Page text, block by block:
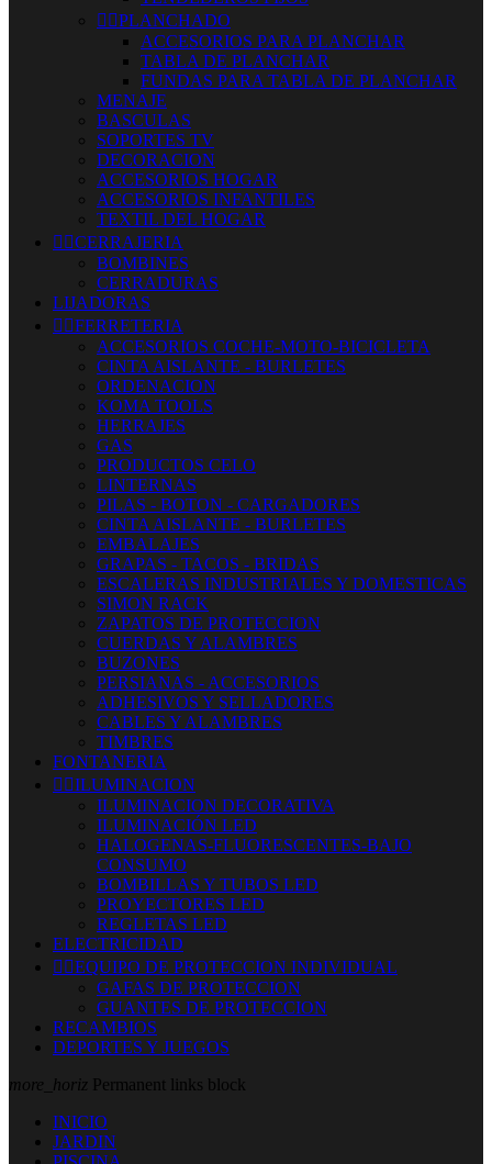
 PLANCHADO
ACCESORIOS PARA PLANCHAR
TABLA DE PLANCHAR
FUNDAS PARA TABLA DE PLANCHAR
MENAJE
BASCULAS
SOPORTES TV
DECORACION
ACCESORIOS HOGAR
ACCESORIOS INFANTILES
TEXTIL DEL HOGAR
 CERRAJERIA
BOMBINES
CERRADURAS
LIJADORAS
 FERRETERIA
ACCESORIOS COCHE-MOTO-BICICLETA
CINTA AISLANTE - BURLETES
ORDENACION
KOMA TOOLS
HERRAJES
GAS
PRODUCTOS CELO
LINTERNAS
PILAS - BOTON - CARGADORES
CINTA AISLANTE - BURLETES
EMBALAJES
GRAPAS - TACOS - BRIDAS
ESCALERAS INDUSTRIALES Y DOMESTICAS
SIMON RACK
ZAPATOS DE PROTECCION
CUERDAS Y ALAMBRES
BUZONES
PERSIANAS - ACCESORIOS
ADHESIVOS Y SELLADORES
CABLES Y ALAMBRES
TIMBRES
FONTANERIA
 ILUMINACION
ILUMINACION DECORATIVA
ILUMINACIÓN LED
HALOGENAS-FLUORESCENTES-BAJO
CONSUMO
BOMBILLAS Y TUBOS LED
PROYECTORES LED
REGLETAS LED
ELECTRICIDAD
 EQUIPO DE PROTECCION INDIVIDUAL
GAFAS DE PROTECCION
GUANTES DE PROTECCION
RECAMBIOS
DEPORTES Y JUEGOS
more_horiz Permanent links block
INICIO
JARDIN